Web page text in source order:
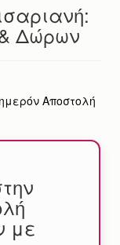
Δώρων
Αποστολή
με